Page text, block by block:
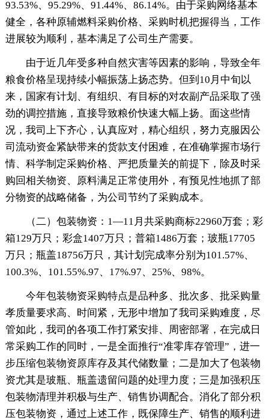
93.53%、95.29%、91.44%、86.14%。由于采购网络基本
健全，各种原辅燃料采购价格、采购时机把握得当，工作
进展较为顺利，基本满足了公司生产需要。
由于近几年受多种自然灾害等因素的影响，导致全年
粮食价格呈现持续小幅振荡上扬态势。但到10月中旬以
来，国家有计划、有组织、有目标的对农副产品采取了强
劲的调控措施，直接导致粮价快速大幅上扬。面这些情
况，我司上下齐心，认真应对，精心组织，努力克服因公
司流动资金紧缺带来的货款支付困难，在准确掌握市场行
情、科学制定采购价格、严把质量关的前提下，除及时采
购回相关物资、原料满足正常使用外，有预见性地抓了部
分物资的战略储备，为公司节约了采购成本。
（二）包装物资：1—11月共采购商标22960万套；彩
箱129万只；彩盒1407万只；普箱1486万套；玻瓶17705
万只；瓶盖18756万只，其计划完成率分别为101.57%、
100.3%、101.55%.97、17%.97、25%、98%。
今年包装物资采购特点是品种多、批次多、批采购量
孝质量要求高、时间紧，无形中增加了我司采购难度，尽
管如此，我司的各项工作打紧安排、周密部署，在完成日
常采购工作的同时，一是全面推行“准零库存管理”，进一
步压缩包装物资原库存及其代储数量；二是加大了包装物
资尤其是玻瓶、瓶盖遗留问题的处理力度；三是加强积压
包装物清理并积极与生产、销售协调配合。消化了部分积
压包装物资，通过上述工作，既保障生产、销售的顺利进